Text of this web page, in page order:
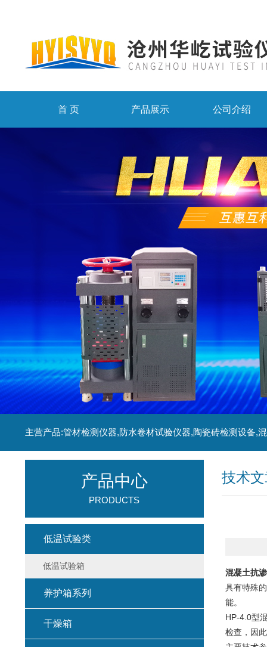
首 页 产品展示 公司介绍
技术
混凝土抗
具有特殊
能。
HP-4.0型
检查，因
产品中心
PRODUCTS
低温试验类
低温试验箱
养护箱系列
干燥箱